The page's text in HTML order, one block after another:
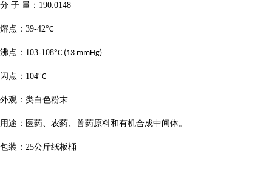
分 子 量： 190.0148
熔点： 39-42°C
沸点： 103-108°C (13 mmHg)
闪点： 104°C
外观：类白色粉末
用途：医药、农药、兽药原料和有机合成中间体。
包装： 25公斤纸板桶